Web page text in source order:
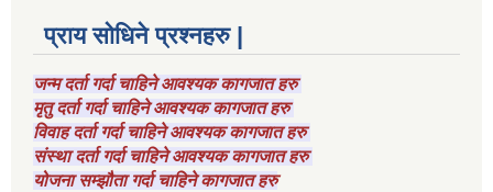
प्राय सोधिने प्रश्नहरु |
जन्म दर्ता गर्दा चाहिने आवश्यक कागजात हरु
मृतु दर्ता गर्दा चाहिने आवश्यक कागजात हरु
विवाह दर्ता गर्दा चाहिने आवश्यक कागजात हरु
संस्था दर्ता गर्दा चाहिने आवश्यक कागजात हरु
योजना सम्झौता गर्दा चाहिने कागजात हरु